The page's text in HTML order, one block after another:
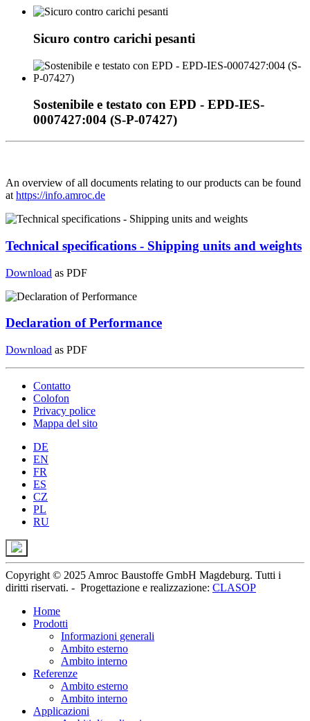
Sicuro contro carichi pesanti
Sostenibile e testato con EPD - EPD-IES-
0007427:004 (S-P-07427)
An overview of all documents relating to our products can be found
at https://info.amroc.de
Technical specifications - Shipping units and weights
Download as PDF
Declaration of Performance
Download as PDF
Contatto
Colofon
Privacy police
Mappa del sito
DE
EN
FR
ES
CZ
PL
RU
Copyright © 2025 Amroc Baustoffe GmbH Magdeburg. Tutti i
diritti riservati. - Progettazione e realizzazione: CLASOP
Home
Prodotti
Informazioni generali
Ambito esterno
Ambito interno
Referenze
Ambito esterno
Ambito interno
Applicazioni